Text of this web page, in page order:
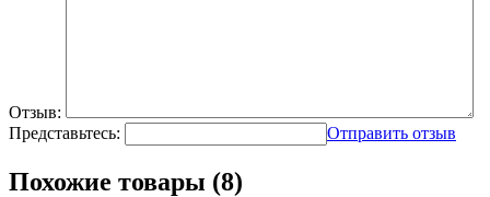
Отзыв:
Представьтесь:
Отправить отзыв
Похожие товары (8)